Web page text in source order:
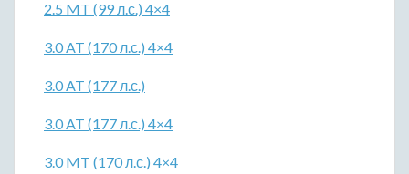
2.5 MT (99 л.с.) 4×4
3.0 AT (170 л.с.) 4×4
3.0 AT (177 л.с.)
3.0 AT (177 л.с.) 4×4
3.0 MT (170 л.с.) 4×4